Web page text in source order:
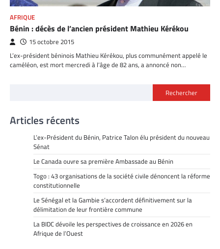
AFRIQUE
Bénin : décès de l’ancien président Mathieu Kérékou
15 octobre 2015
L’ex-président béninois Mathieu Kérékou, plus communément appelé le
caméléon, est mort mercredi à l’âge de 82 ans, a annoncé non…
Rechercher
Articles récents
L’ex-Président du Bénin, Patrice Talon élu président du nouveau
Sénat
Le Canada ouvre sa première Ambassade au Bénin
Togo : 43 organisations de la société civile dénoncent la réforme
constitutionnelle
Le Sénégal et la Gambie s’accordent définitivement sur la
délimitation de leur frontière commune
La BIDC dévoile les perspectives de croissance en 2026 en
Afrique de l’Ouest